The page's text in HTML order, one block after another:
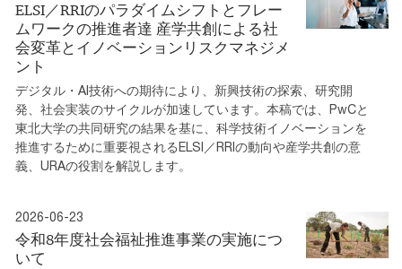
ELSI／RRIのパラダイムシフトとフレー
ムワークの推進者達 産学共創による社
会変革とイノベーションリスクマネジメ
ント
デジタル・AI技術への期待により、新興技術の探索、研究開
発、社会実装のサイクルが加速しています。本稿では、PwCと
東北大学の共同研究の結果を基に、科学技術イノベーションを
推進するために重要視されるELSI／RRIの動向や産学共創の意
義、URAの役割を解説します。
2026-06-23
令和8年度社会福祉推進事業の実施につ
いて